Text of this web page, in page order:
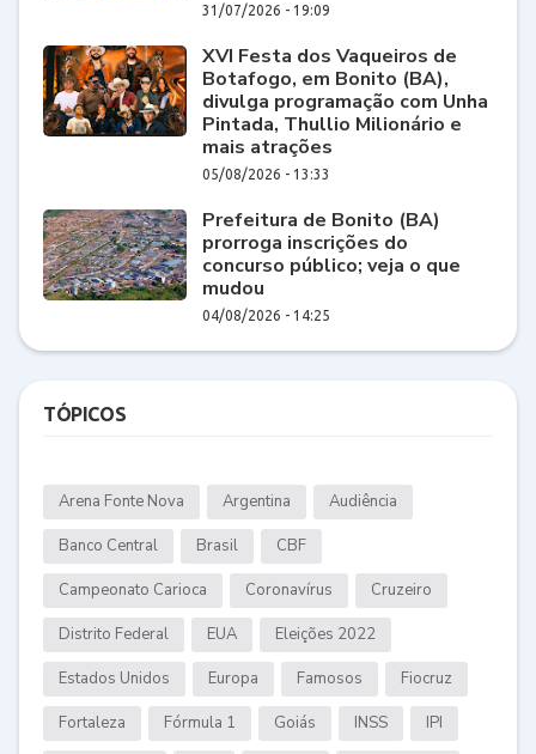
31/07/2026 - 19:09
XVI Festa dos Vaqueiros de
Botafogo, em Bonito (BA),
divulga programação com Unha
Pintada, Thullio Milionário e
mais atrações
05/08/2026 - 13:33
Prefeitura de Bonito (BA)
prorroga inscrições do
concurso público; veja o que
mudou
04/08/2026 - 14:25
TÓPICOS
Arena Fonte Nova Argentina Audiência
Banco Central Brasil CBF
Campeonato Carioca Coronavírus Cruzeiro
Distrito Federal EUA Eleições 2022
Estados Unidos Europa Famosos Fiocruz
Fortaleza Fórmula 1 Goiás INSS IPI